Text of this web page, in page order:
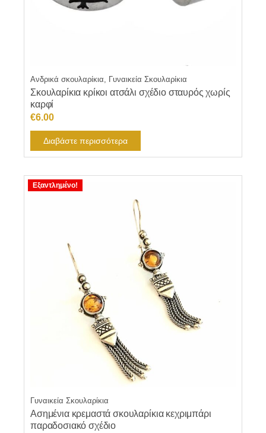
Ανδρικά σκουλαρίκια, Γυναικεία Σκουλαρίκια
Σκουλαρίκια κρίκοι ατσάλι σχέδιο σταυρός χωρίς
καρφί
€6.00
Διαβάστε περισσότερα
Εξαντλημένο!
Γυναικεία Σκουλαρίκια
Ασημένια κρεμαστά σκουλαρίκια κεχριμπάρι
παραδοσιακό σχέδιο